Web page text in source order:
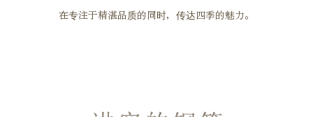
在专注于精湛品质的同时，传达四季的魅力。